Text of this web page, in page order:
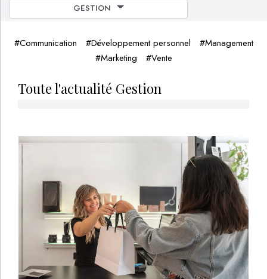
GESTION
#Communication #Développement personnel #Management
#Marketing #Vente
Toute l'actualité Gestion